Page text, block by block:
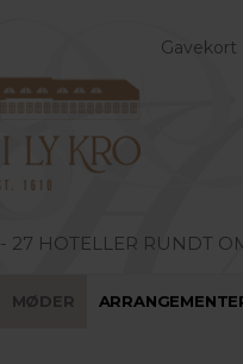
Gavekort
- 27 HOTELLER RUNDT
MØDER